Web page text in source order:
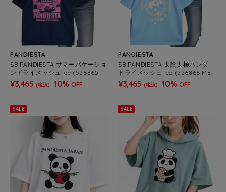
PANDIESTA
SB PANDIESTA サマーバケーショ
ンドライメッシュTee (526865 M
ENS/WOMENS)
¥3,465 (税込) 10% OFF
PANDIESTA
SB PANDIESTA 太陰太極パンダ
ドライメッシュTee (526866 ME
NS/WOMENS)
¥3,465 (税込) 10% OFF
SALE SALE